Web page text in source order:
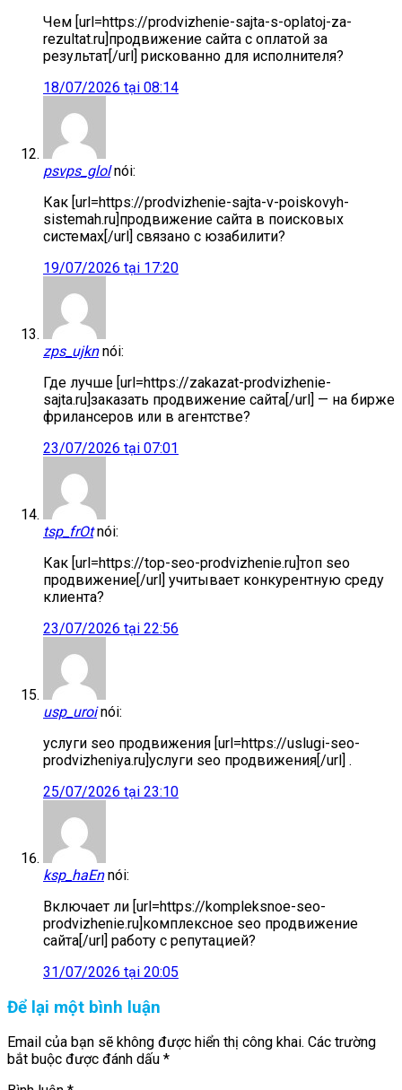
Чем [url=https://prodvizhenie-sajta-s-oplatoj-za-
rezultat.ru]продвижение сайта с оплатой за
результат[/url] рискованно для исполнителя?
18/07/2026 tại 08:14
psvps_glol nói:
Как [url=https://prodvizhenie-sajta-v-poiskovyh-
sistemah.ru]продвижение сайта в поисковых
системах[/url] связано с юзабилити?
19/07/2026 tại 17:20
zps_ujkn nói:
Где лучше [url=https://zakazat-prodvizhenie-
sajta.ru]заказать продвижение сайта[/url] — на бирже
фрилансеров или в агентстве?
23/07/2026 tại 07:01
tsp_frOt nói:
Как [url=https://top-seo-prodvizhenie.ru]топ seo
продвижение[/url] учитывает конкурентную среду
клиента?
23/07/2026 tại 22:56
usp_uroi nói:
услуги seo продвижения [url=https://uslugi-seo-
prodvizheniya.ru]услуги seo продвижения[/url] .
25/07/2026 tại 23:10
ksp_haEn nói:
Включает ли [url=https://kompleksnoe-seo-
prodvizhenie.ru]комплексное seo продвижение
сайта[/url] работу с репутацией?
31/07/2026 tại 20:05
Để lại một bình luận
Email của bạn sẽ không được hiển thị công khai. Các trường
bắt buộc được đánh dấu *